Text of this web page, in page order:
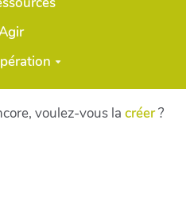
voulez-vous la créer?